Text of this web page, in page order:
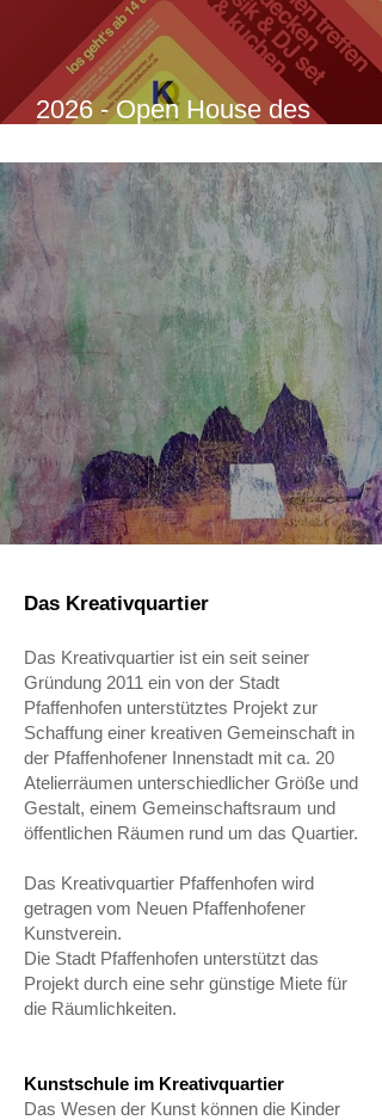
2026 - Open House des
Kunstwochenende
Das Kreativquartier
Das Kreativquartier ist ein seit seiner
Gründung 2011 ein von der Stadt
Pfaffenhofen unterstütztes Projekt zur
Schaffung einer kreativen Gemeinschaft in
der Pfaffenhofener Innenstadt mit ca. 20
Atelierräumen unterschiedlicher Größe und
Gestalt, einem Gemeinschaftsraum und
öffentlichen Räumen rund um das Quartier.
Das Kreativquartier Pfaffenhofen wird
getragen vom Neuen Pfaffenhofener
Kunstverein.
Die Stadt Pfaffenhofen unterstützt das
Projekt durch eine sehr günstige Miete für
die Räumlichkeiten.
Kunstschule im Kreativquartier
Das Wesen der Kunst können die Kinder